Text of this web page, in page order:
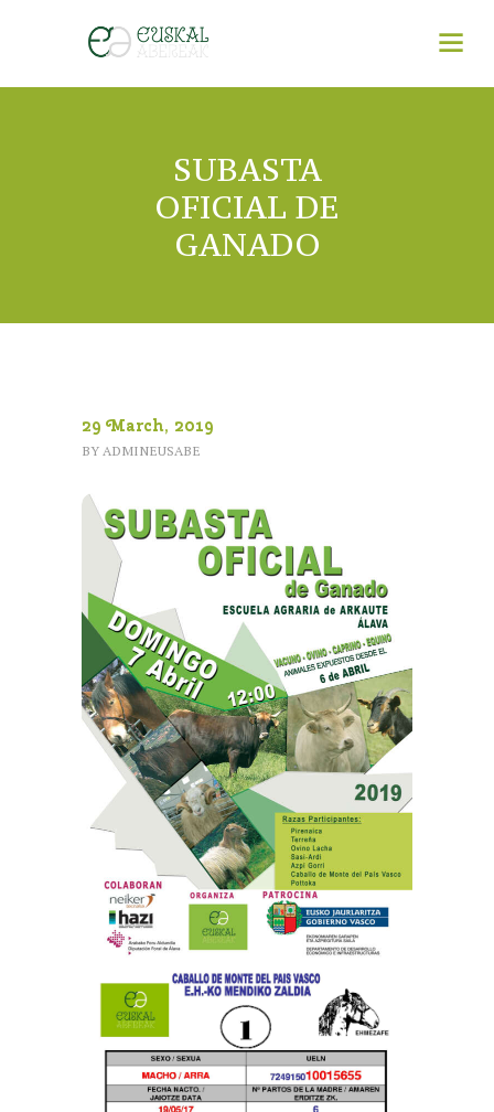
SUBASTA
OFICIAL DE
GANADO
29 March, 2019
BY ADMINEUSABE